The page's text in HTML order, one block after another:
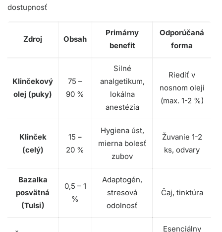
dostupnosť
Zdroj Obsah
Primárny
benefit
Odporúčaná
forma
Klinčekový
olej (puky)
75 –
90 %
Silné
analgetikum,
lokálna
anestézia
Riediť v
nosnom oleji
(max. 1-2 %)
Klinček
(celý)
15 –
20 %
Hygiena úst,
mierna bolesť
zubov
Žuvanie 1-2
ks, odvary
Bazalka
posvätná
(Tulsi)
0,5 – 1
%
Adaptogén,
stresová
odolnosť
Čaj, tinktúra
Esenciálny